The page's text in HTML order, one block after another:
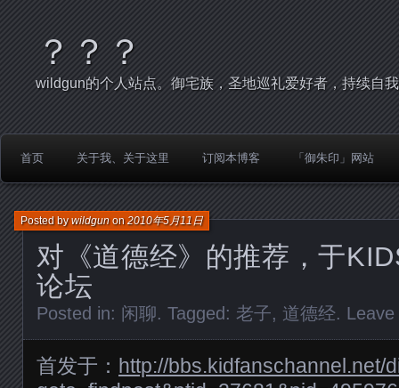
？？？
wildgun的个人站点。御宅族，圣地巡礼爱好者，持续自
首页 关于我、关于这里 订阅本博客 「御朱印」网站
对《道德经》的推荐，于
论坛
Posted bywildgunon2010年5月11日
Posted in: 闲聊. Tagged: 老子, 道德经.
首发于： http://bbs.kidfanschannel.net/